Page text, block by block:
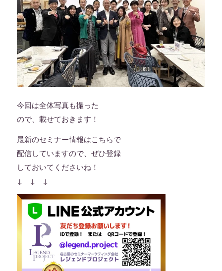
今回は全体写真も撮った
ので、載せておきます！
最新のセミナー情報はこちらで
配信していますので、ぜひ登録
しておいてくださいね！
↓ ↓ ↓